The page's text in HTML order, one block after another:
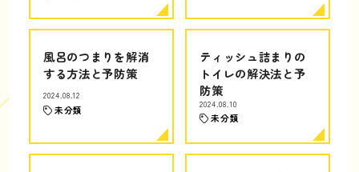
風呂のつまりを解消
する方法と予防策
2024.08.12
未分類
ティッシュ詰まりの
トイレの解決法と予
防策
2024.08.10
未分類